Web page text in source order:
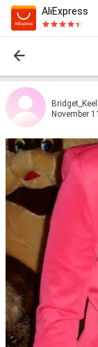
AliExpress
November